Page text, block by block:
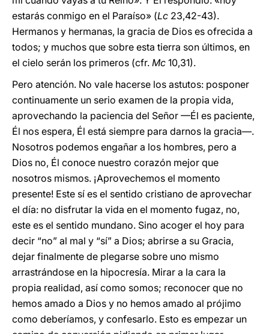
estarás conmigo en el Paraíso» (Lc 23,42-43).
Hermanos y hermanas, la gracia de Dios es ofrecida a
todos; y muchos que sobre esta tierra son últimos, en
el cielo serán los primeros (cfr. Mc 10,31).
Pero atención. No vale hacerse los astutos: posponer
continuamente un serio examen de la propia vida,
aprovechando la paciencia del Señor —Él es paciente,
Él nos espera, Él está siempre para darnos la gracia—.
Nosotros podemos engañar a los hombres, pero a
Dios no, Él conoce nuestro corazón mejor que
nosotros mismos. ¡Aprovechemos el momento
presente! Este sí es el sentido cristiano de aprovechar
el día: no disfrutar la vida en el momento fugaz, no,
este es el sentido mundano. Sino acoger el hoy para
decir “no” al mal y “sí” a Dios; abrirse a su Gracia,
dejar finalmente de plegarse sobre uno mismo
arrastrándose en la hipocresía. Mirar a la cara la
propia realidad, así como somos; reconocer que no
hemos amado a Dios y no hemos amado al prójimo
como deberíamos, y confesarlo. Esto es empezar un